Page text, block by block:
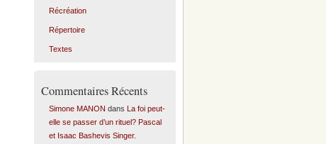
Récréation
Répertoire
Textes
Commentaires Récents
Simone MANON dans
La foi peut-
elle se passer d’un rituel? Pascal
et Isaac Bashevis Singer.